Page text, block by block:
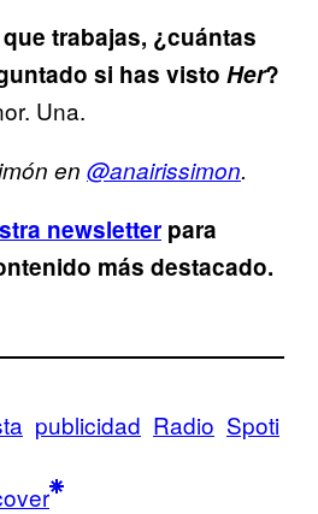
trabajas, ¿cuántas
si has visto Her?
Una.
en @anairissimon.
newsletter para
más destacado.
publicidad Radio Spoti